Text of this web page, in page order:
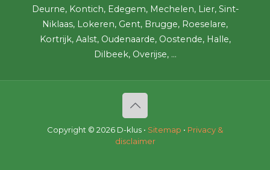
Deurne, Kontich, Edegem, Mechelen, Lier, Sint-
Niklaas, Lokeren, Gent, Brugge, Roeselare,
Kortrijk, Aalst, Oudenaarde, Oostende, Halle,
Dilbeek, Overijse, ...
Copyright © 2026 D-klus • Sitemap • Privacy &
disclaimer